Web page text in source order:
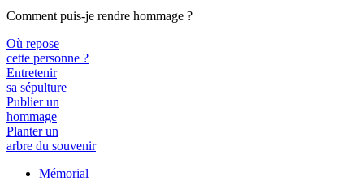
Comment puis-je rendre hommage ?
Où repose
cette personne ?
Entretenir
sa sépulture
Publier un
hommage
Planter un
arbre du souvenir
Mémorial